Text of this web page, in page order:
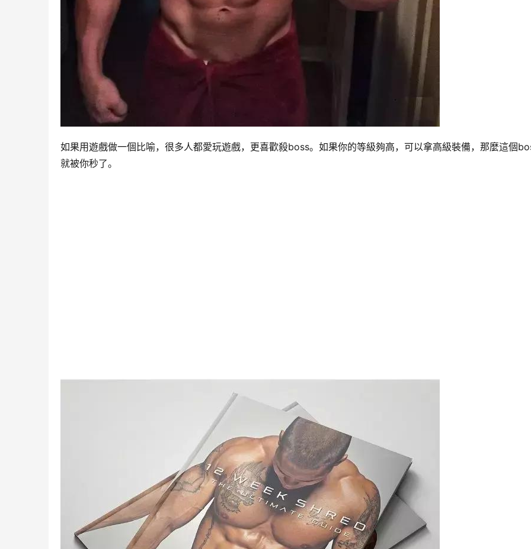
如果用遊戲做一個比喻，很多人都愛玩遊戲，更喜歡殺boss。如果你的等級夠高，可以拿高級裝備，那麼這個
就被你秒了。